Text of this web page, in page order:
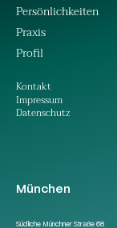
München
Südliche Münchner Straße 68
Persönlichkeiten
Praxis
Profil
Kontakt
Impressum
Datenschutz